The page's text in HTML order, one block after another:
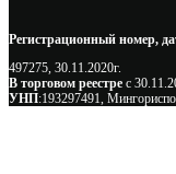
Регистрационный номер,
497275, 30.11.2020г.
В торговом реестре с
УНП:193297491,